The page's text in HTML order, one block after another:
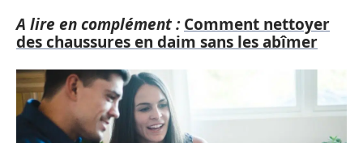
A lire en complément : Comment nettoyer
des chaussures en daim sans les abîmer